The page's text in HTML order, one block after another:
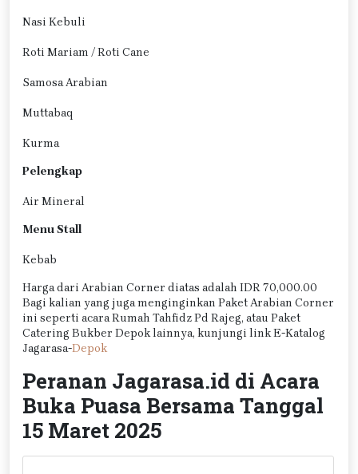
Nasi Kebuli
Roti Mariam / Roti Cane
Samosa Arabian
Muttabaq
Kurma
Pelengkap
Air Mineral
Menu Stall
Kebab
Harga dari Arabian Corner diatas adalah IDR 70,000.00
Bagi kalian yang juga menginginkan Paket Arabian Corner
ini seperti acara Rumah Tahfidz Pd Rajeg, atau Paket
Catering Bukber Depok lainnya, kunjungi link E-Katalog
Jagarasa-Depok
Peranan Jagarasa.id di Acara
Buka Puasa Bersama Tanggal
15 Maret 2025